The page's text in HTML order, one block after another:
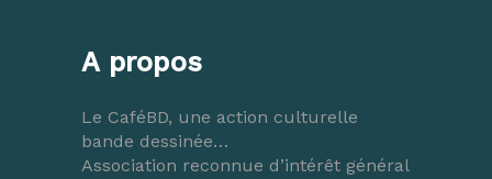
A propos
Le CaféBD, une action culturelle
bande dessinée…
Association reconnue d’intérêt général